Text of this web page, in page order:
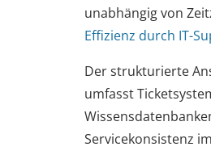
unabhängig von
Effizienz durch IT-
Der strukturierte
umfasst
Servicekonsistenz